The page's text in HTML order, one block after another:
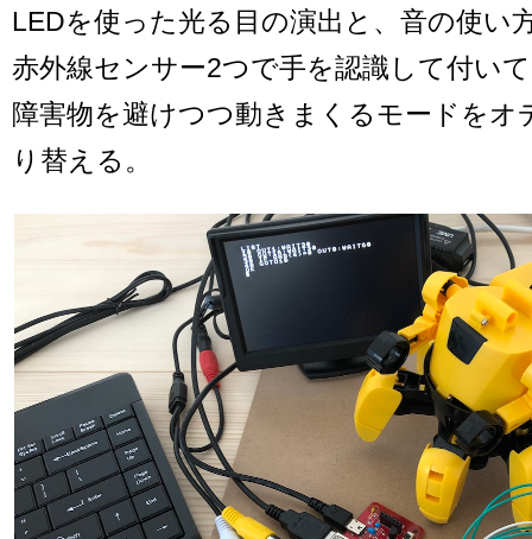
LEDを使った光る目の演出と、音の使い
赤外線センサー2つで手を認識して付い
障害物を避けつつ動きまくるモードをオ
り替える。